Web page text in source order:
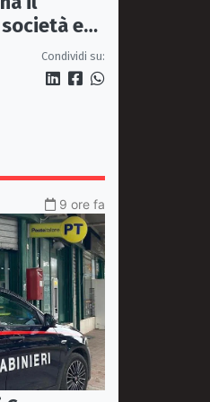
e
Condividi su:
9 ore fa